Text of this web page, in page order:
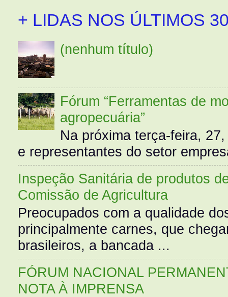
+ LIDAS NOS ÚLTIMOS
(nenhum título)
Fórum “Ferramentas de
agropecuária”
Na próxima terça-feira,
e representantes do setor
Inspeção Sanitária de produtos
Comissão de Agricultura
Preocupados com a qualidade
principalmente carnes, que
brasileiros, a bancada ...
FÓRUM NACIONAL
NOTA À IMPRENSA